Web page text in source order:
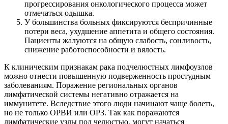
прогрессирования онкологического процесса может
отмечаться одышка.
У большинства больных фиксируются беспричинные
потери веса, ухудшение аппетита и общего состояния.
Пациенты жалуются на общую слабость, сонливость,
снижение работоспособности и вялость.
К клиническим признакам рака подчелюстных лимфоузлов
можно отнести повышенную подверженность простудным
заболеваниям. Поражение региональных органов
лимфатической системы негативно отражается на
иммунитете. Вследствие этого люди начинают чаще болеть,
но не только ОРВИ или ОРЗ. Так как поражаются
лимфатические узлы под челюстью, могут начаться